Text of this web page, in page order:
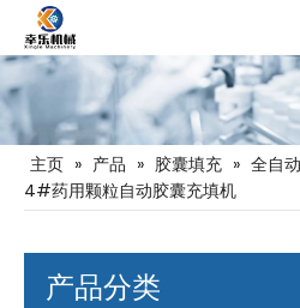
主页 » 产品 » 胶囊填充 » 全自
4#药用颗粒自动胶囊充填机
产品分类